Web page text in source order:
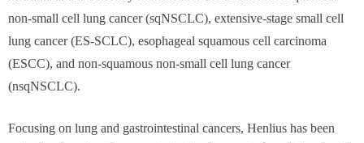
non-small cell lung cancer (sqNSCLC), extensive-stage small cell
lung cancer (ES-SCLC), esophageal squamous cell carcinoma
(ESCC), and non-squamous non-small cell lung cancer
(nsqNSCLC).
Focusing on lung and gastrointestinal cancers, Henlius has been